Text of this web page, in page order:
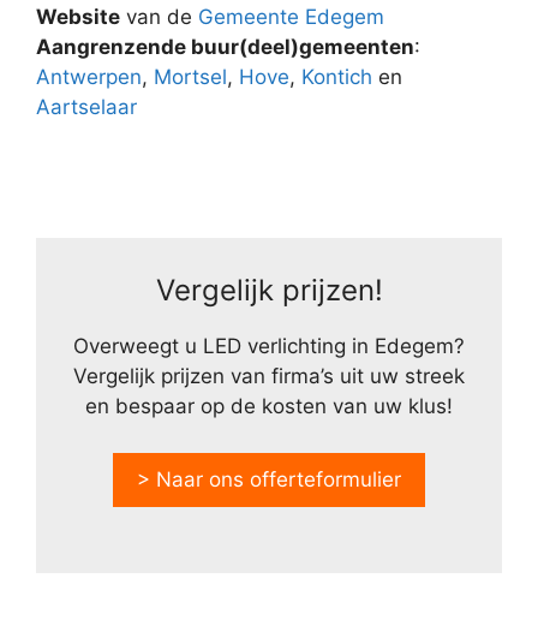
Website van de Gemeente Edegem
Aangrenzende buur(deel)gemeenten:
Antwerpen, Mortsel, Hove, Kontich en
Aartselaar
Vergelijk prijzen!
Overweegt u LED verlichting in Edegem?
Vergelijk prijzen van firma’s uit uw streek
en bespaar op de kosten van uw klus!
> Naar ons offerteformulier